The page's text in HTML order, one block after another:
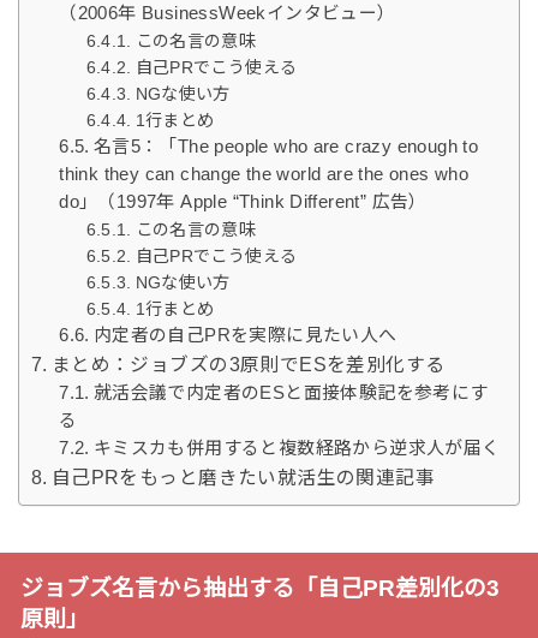
（2006年 BusinessWeekインタビュー）
この名言の意味
自己PRでこう使える
NGな使い方
1行まとめ
名言5：「The people who are crazy enough to
think they can change the world are the ones who
do」（1997年 Apple “Think Different” 広告）
この名言の意味
自己PRでこう使える
NGな使い方
1行まとめ
内定者の自己PRを実際に見たい人へ
まとめ：ジョブズの3原則でESを差別化する
就活会議で内定者のESと面接体験記を参考にす
る
キミスカも併用すると複数経路から逆求人が届く
自己PRをもっと磨きたい就活生の関連記事
ジョブズ名言から抽出する「自己PR差別化の3
原則」